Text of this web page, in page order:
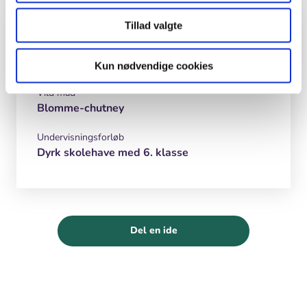
Tillad valgte
Kun nødvendige cookies
Inspiration og lignende materialer
Madkundskab
Vild mad
Blomme-chutney
Undervisningsforløb
Dyrk skolehave med 6. klasse
Del en ide